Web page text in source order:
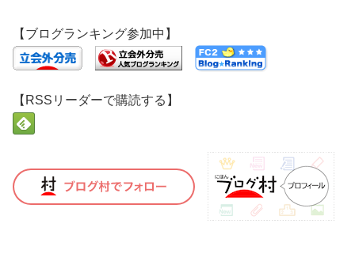
【ブログランキング参加中】
【RSSリーダーで購読する】